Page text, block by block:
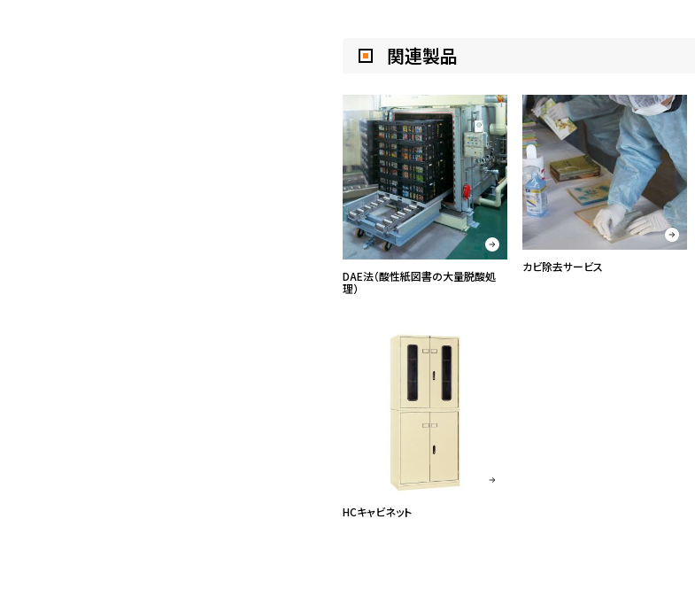
関連製品
DAE法（酸性紙図書の大量脱酸処
理）
カビ除去サービス
HCキャビネット